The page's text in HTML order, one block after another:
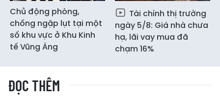
Chủ động phòng,
chống ngập lụt tại một
số khu vực ở Khu Kinh
tế Vũng Áng
Tài chính thị trường
ngày 5/8: Giá nhà chưa
hạ, lãi vay mua đã
chạm 16%
ĐỌC THÊM